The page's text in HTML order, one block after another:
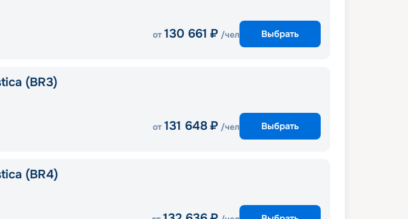
от 130 661 ₽ /чел Выбрать
(BR3)
от 131 648 ₽ /чел Выбрать
(BR4)